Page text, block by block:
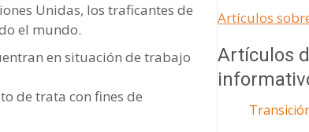
Unidas, los traficantes de
el mundo.
en situación de trabajo
de trata con fines de
Artículos
Artículos